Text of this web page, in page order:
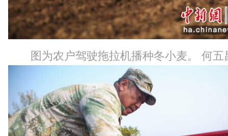
图为农户驾驶拖拉机播种冬小麦。 何五